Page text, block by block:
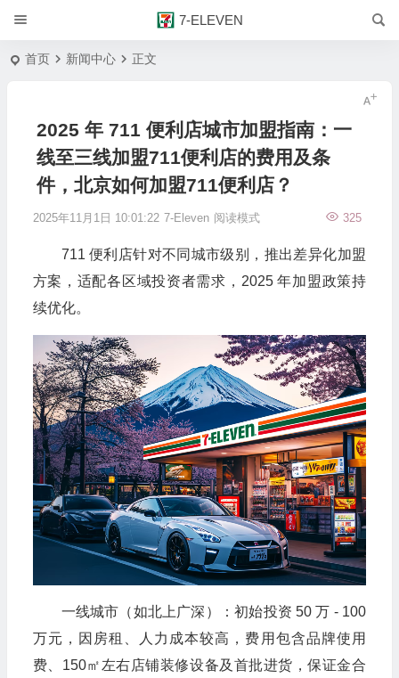
7-ELEVEN
首页 新闻中心 正文
2025 年 711 便利店城市加盟指南：一
线至三线加盟711便利店的费用及条
件，北京如何加盟711便利店？
2025年11月1日 10:01:22 7-Eleven 325
阅读模式
711 便利店针对不同城市级别，推出差异化加盟
方案，适配各区域投资者需求，2025 年加盟政策持
续优化。
一线城市（如北上广深）：初始投资 50 万 - 100
万元，因房租、人力成本较高，费用包含品牌使用
费、150㎡左右店铺装修设备及首批进货，保证金合